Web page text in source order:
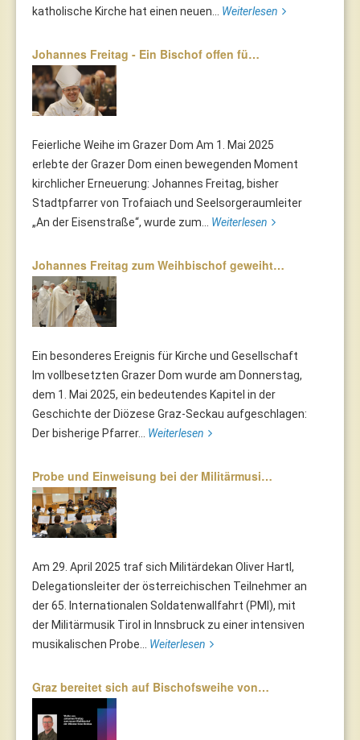
katholische Kirche hat einen neuen... Weiterlesen
Johannes Freitag - Ein Bischof offen fü…
Feierliche Weihe im Grazer Dom Am 1. Mai 2025
erlebte der Grazer Dom einen bewegenden Moment
kirchlicher Erneuerung: Johannes Freitag, bisher
Stadtpfarrer von Trofaiach und Seelsorgeraumleiter
„An der Eisenstraße“, wurde zum... Weiterlesen
Johannes Freitag zum Weihbischof geweiht…
Ein besonderes Ereignis für Kirche und Gesellschaft
Im vollbesetzten Grazer Dom wurde am Donnerstag,
dem 1. Mai 2025, ein bedeutendes Kapitel in der
Geschichte der Diözese Graz-Seckau aufgeschlagen:
Der bisherige Pfarrer... Weiterlesen
Probe und Einweisung bei der Militärmusi…
Am 29. April 2025 traf sich Militärdekan Oliver Hartl,
Delegationsleiter der österreichischen Teilnehmer an
der 65. Internationalen Soldatenwallfahrt (PMI), mit
der Militärmusik Tirol in Innsbruck zu einer intensiven
musikalischen Probe... Weiterlesen
Graz bereitet sich auf Bischofsweihe von…